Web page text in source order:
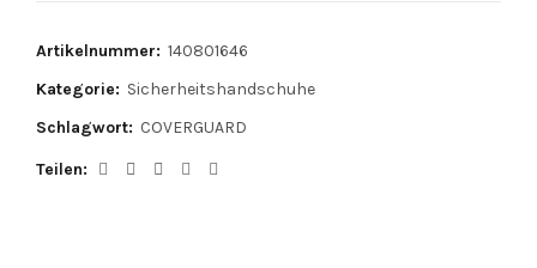
Artikelnummer: 140801646
Kategorie: Sicherheitshandschuhe
Schlagwort: COVERGUARD
Teilen